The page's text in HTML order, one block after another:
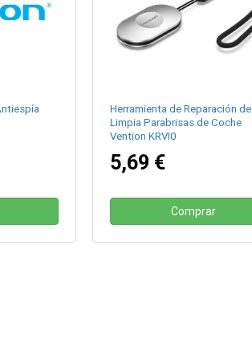
Herramienta de Reparación de
Limpia Parabrisas de Coche
Vention KRVI0
5,69 €
Comprar